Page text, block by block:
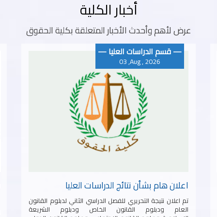
أخبار الكلية
عرض لأهم وأحدث الأخبار المتعلقة بكلية الحقوق
دورة بعنوان الوسائل العلمية الحديثة في الإثبات
الجنائي من ١٦-٨-٢٠٢٦ حتى ٢٠-٨-٢٠٢٦
— قسم عام —
03 ,Aug , 2026